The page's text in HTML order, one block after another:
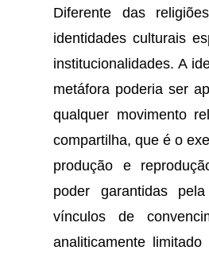
Diferente das
identidades culturais
institucionalidades. A
metáfora poderia ser
qualquer movimento
compartilha, que é o
produção e
poder garantidas
vínculos de
analiticamente